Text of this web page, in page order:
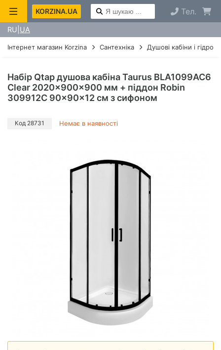
KORZINA.UA Тел.
RU UA
Інтернет магазин Korzina Сантехніка Душові кабіни і
Набір Qtap душова кабіна Taurus BLA1099AC6
Clear 2020x900x900 мм + піддон Robin
309912C 90x90x12 см з сифоном
Код 28731 Немає в наявності